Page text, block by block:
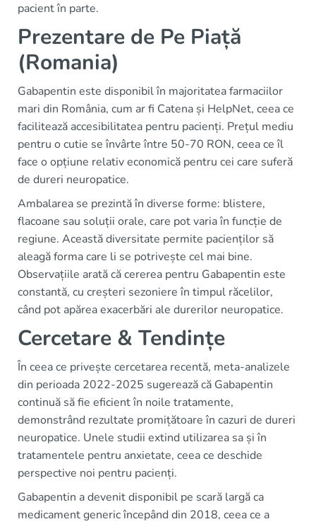
pacient în parte.
Prezentare de Pe Piață
(Romania)
Gabapentin este disponibil în majoritatea farmaciilor
mari din România, cum ar fi Catena și HelpNet, ceea ce
facilitează accesibilitatea pentru pacienți. Prețul mediu
pentru o cutie se învârte între 50-70 RON, ceea ce îl
face o opțiune relativ economică pentru cei care suferă
de dureri neuropatice.
Ambalarea se prezintă în diverse forme: blistere,
flacoane sau soluții orale, care pot varia în funcție de
regiune. Această diversitate permite pacienților să
aleagă forma care li se potrivește cel mai bine.
Observațiile arată că cererea pentru Gabapentin este
constantă, cu creșteri sezoniere în timpul răcelilor,
când pot apărea exacerbări ale durerilor neuropatice.
Cercetare & Tendințe
În ceea ce privește cercetarea recentă, meta-analizele
din perioada 2022-2025 sugerează că Gabapentin
continuă să fie eficient în noile tratamente,
demonstrând rezultate promițătoare în cazuri de dureri
neuropatice. Unele studii extind utilizarea sa și în
tratamentele pentru anxietate, ceea ce deschide
perspective noi pentru pacienți.
Gabapentin a devenit disponibil pe scară largă ca
medicament generic începând din 2018, ceea ce a